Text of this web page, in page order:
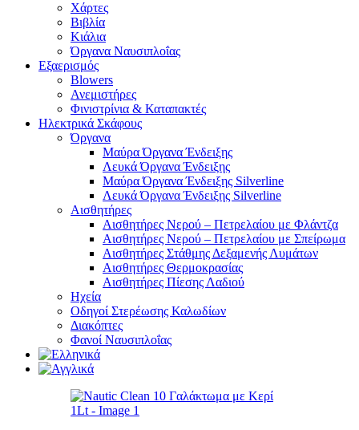
Χάρτες
Βιβλία
Κιάλια
Όργανα Ναυσιπλοΐας
Εξαερισμός
Blowers
Ανεμιστήρες
Φινιστρίνια & Καταπακτές
Ηλεκτρικά Σκάφους
Όργανα
Μαύρα Όργανα Ένδειξης
Λευκά Όργανα Ένδειξης
Μαύρα Όργανα Ένδειξης Silverline
Λευκά Όργανα Ένδειξης Silverline
Αισθητήρες
Αισθητήρες Νερού – Πετρελαίου με Φλάντζα
Αισθητήρες Νερού – Πετρελαίου με Σπείρωμα
Αισθητήρες Στάθμης Δεξαμενής Λυμάτων
Αισθητήρες Θερμοκρασίας
Αισθητήρες Πίεσης Λαδιού
Ηχεία
Οδηγοί Στερέωσης Καλωδίων
Διακόπτες
Φανοί Ναυσιπλοΐας